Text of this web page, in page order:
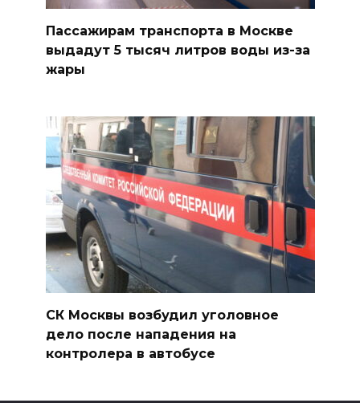
Пассажирам транспорта в Москве
выдадут 5 тысяч литров воды из-за
жары
СК Москвы возбудил уголовное
дело после нападения на
контролера в автобусе